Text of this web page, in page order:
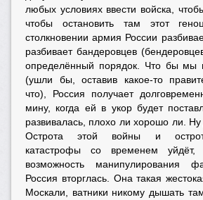
любых условиях ввести войска,
чтобы остановить там этот
столкновении армия России
разбивает бандеровцев
определённый порядок. Что бы мы
(ушли бы, оставив какое-то
что), Россия получает
мину, когда ей в укор будет
развивалась, плохо ли хорошо ли.
Острота этой войны и
катастрофы со временем
возможность манипулирования
Россия вторглась. Она такая
Москали, ватники никому дышать